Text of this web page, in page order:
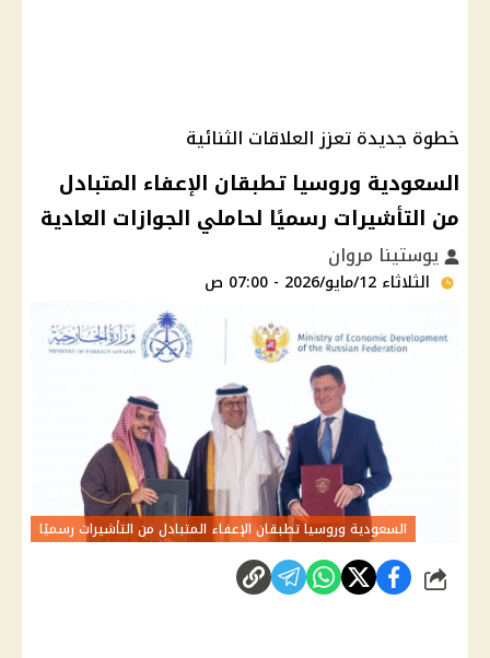
خطوة جديدة تعزز العلاقات الثنائية
السعودية وروسيا تطبقان الإعفاء المتبادل
من التأشيرات رسميًا لحاملي الجوازات العادية
يوستينا مروان
الثلاثاء 12/مايو/2026 - 07:00 ص
السعودية وروسيا تطبقان الإعفاء المتبادل من التأشيرات رسميًا
شارك